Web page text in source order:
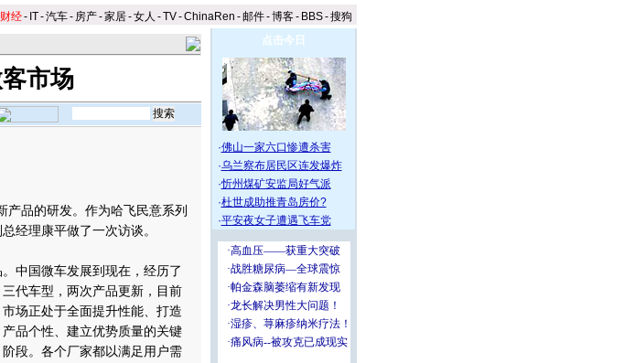
财经- IT-汽车- 房产-家居-女人 -TV-ChinaRen -邮件-博客- BBS-搜狗
市场
品的研发。作为哈飞民意系列
经理康平做了一次访谈。
中国微车发展到现在，经历了
三代车型，两次产品更新，目前
市场正处于全面提升性能、打造
产品个性、建立优势质量的关键
阶段。各个厂家都以满足用户需
点击今日
·佛山一家六口惨遭杀害
·乌兰察布居民区连发爆炸
·忻州煤矿安监局好气派
·杜世成助推青岛房价?
·平安夜女子遭遇飞车党